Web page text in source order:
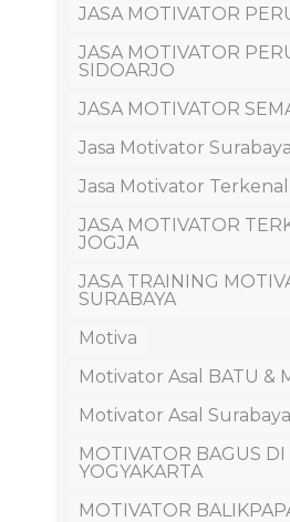
JASA MOTIVATOR
JASA MOTIVATOR
SIDOARJO
JASA MOTIVATOR
Jasa Motivator Surabaya
Jasa Motivator Terkenal
JASA MOTIVATOR
JOGJA
JASA TRAINING
SURABAYA
Motiva
Motivator Asal BATU &
Motivator Asal Surabaya
MOTIVATOR BAGUS DI
YOGYAKARTA
MOTIVATOR